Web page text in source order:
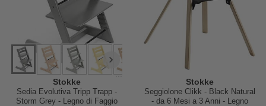
...
Stokke
Sedia Evolutiva Tripp Trapp -
Storm Grey - Legno di Faggio
Stokke
Seggiolone Clikk - Black Natural
- da 6 Mesi a 3 Anni - Legno